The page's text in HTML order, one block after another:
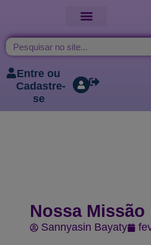
Entre ou
Cadastre-
se
Nossa Missão
Sannyasin Bayaty